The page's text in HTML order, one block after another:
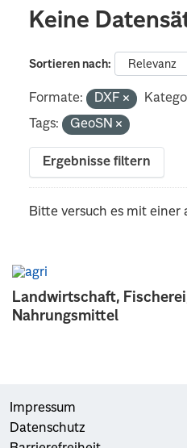
Landwirtschaft,
Nahrungsmittel
Keine
Sortieren nach
Formate: DXF
Tags:
GeoSN
Ergebnisse filtern
Bitte versuch es mit einer
Impressum
Datenschutz